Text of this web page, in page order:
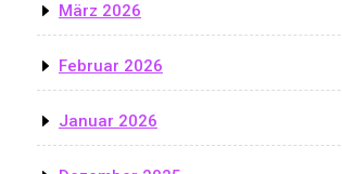
März 2026
Februar 2026
Januar 2026